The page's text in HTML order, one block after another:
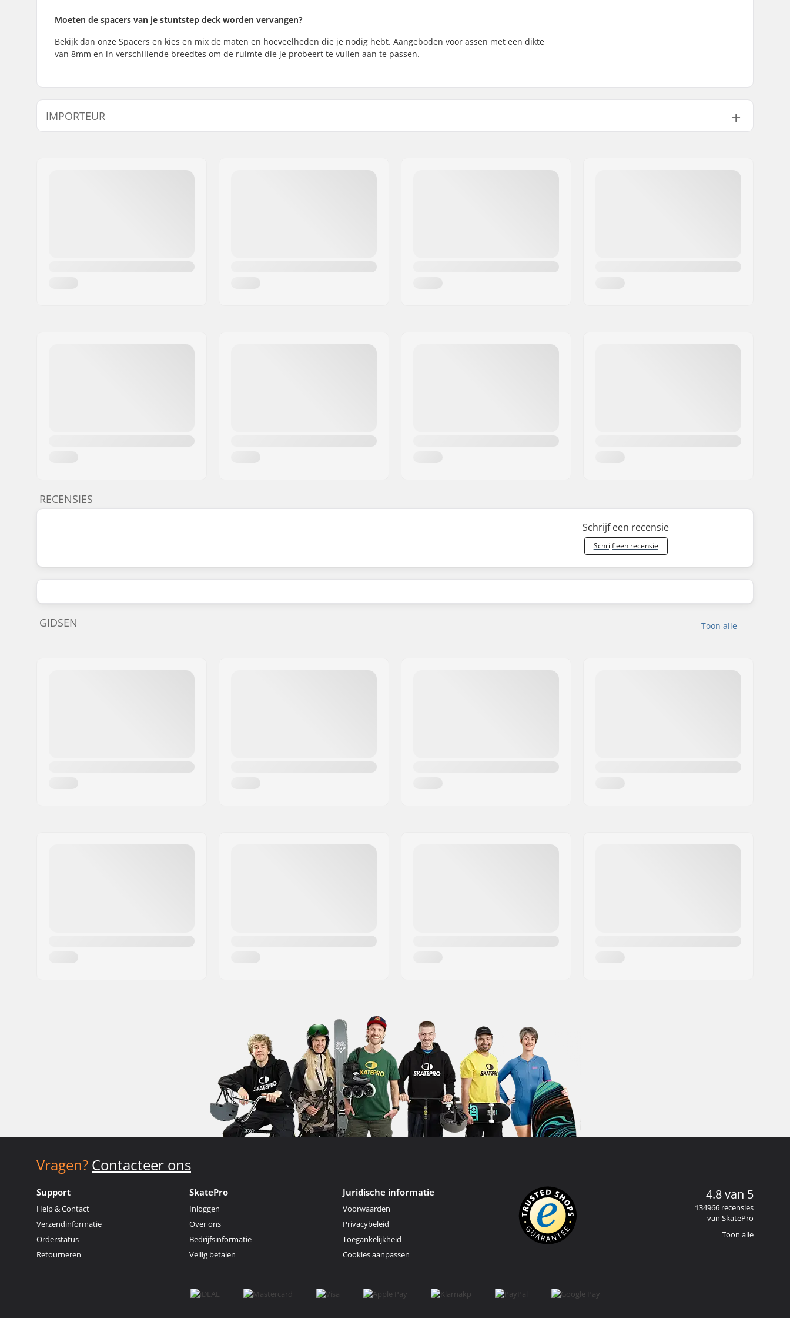
Moeten de spacers van je stuntstep deck worden vervangen?
Bekijk dan onze Spacers en kies en mix de maten en hoeveelheden die je nodig hebt. Aangeboden voor assen met een dikte
van 8mm en in verschillende breedtes om de ruimte die je probeert te vullen aan te passen.
IMPORTEUR
RECENSIES
Schrijf een recensie
Schrijf een recensie
Toon alle
GIDSEN
Vragen? Contacteer ons
Support
Help & Contact
Verzendinformatie
Orderstatus
Retourneren
SkatePro
Inloggen
Over ons
Bedrijfsinformatie
Veilig betalen
Juridische informatie
Voorwaarden
Privacybeleid
Toegankelijkheid
Cookies aanpassen
4.8 van 5
134966 recensies
van SkatePro
Toon alle